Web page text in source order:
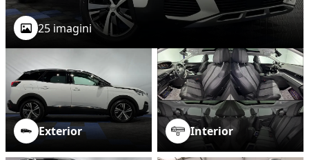
25 imagini
Exterior Interior